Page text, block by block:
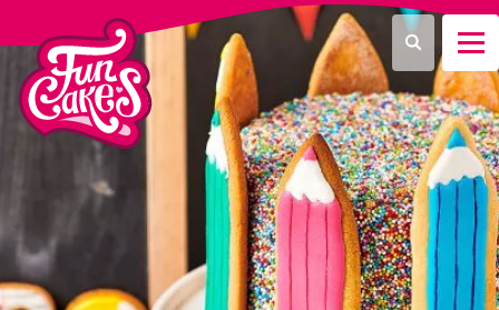
Waar ben je naar op zoek?
Zoeken